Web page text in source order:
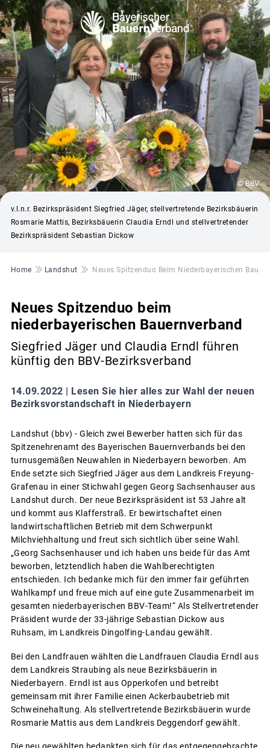
© BBV
v.l.n.r. Bezirkspräsident Siegfried Jäger, stellvertretende Bezirksbäuerin
Rosmarie Mattis, Bezirksbäuerin Claudia Erndl und stellvertretender
Bezirkspräsident Sebastian Dickow
Pfadnavigation
Home Landshut Neues Spitzenduo Beim Niederbayerischen
Neues Spitzenduo beim
niederbayerischen Bauernverband
Siegfried Jäger und Claudia Erndl führen
künftig den BBV-Bezirksverband
14.09.2022 |
Lesen Sie hier alles zur Wahl der neuen
Bezirksvorstandschaft in Niederbayern
Landshut (bbv) - Gleich zwei Bewerber hatten sich für das
Spitzenehrenamt des Bayerischen Bauernverbands bei den
turnusgemäßen Neuwahlen in Niederbayern beworben. Am
Ende setzte sich Siegfried Jäger aus dem Landkreis Freyung-
Grafenau in einer Stichwahl gegen Georg Sachsenhauser aus
Landshut durch. Der neue Bezirkspräsident ist 53 Jahre alt
und kommt aus Klafferstraß. Er bewirtschaftet einen
landwirtschaftlichen Betrieb mit dem Schwerpunkt
Milchviehhaltung und freut sich sichtlich über seine Wahl.
„Georg Sachsenhauser und ich haben uns beide für das Amt
beworben, letztendlich haben die Wahlberechtigten
entschieden. Ich bedanke mich für den immer fair geführten
Wahlkampf und freue mich auf eine gute Zusammenarbeit im
gesamten niederbayerischen BBV-Team!“ Als Stellvertretender
Präsident wurde der 33-jährige Sebastian Dickow aus
Ruhsam, im Landkreis Dingolfing-Landau gewählt.
Bei den Landfrauen wählten die Landfrauen Claudia Erndl aus
dem Landkreis Straubing als neue Bezirksbäuerin in
Niederbayern. Erndl ist aus Opperkofen und betreibt
gemeinsam mit ihrer Familie einen Ackerbaubetrieb mit
Schweinehaltung. Als stellvertretende Bezirksbäuerin wurde
Rosmarie Mattis aus dem Landkreis Deggendorf gewählt.